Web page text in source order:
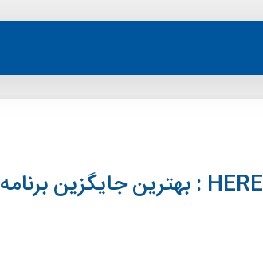
معرفی و دانلود برنامه HERE WeGo : بهترین جایگزین برنامه